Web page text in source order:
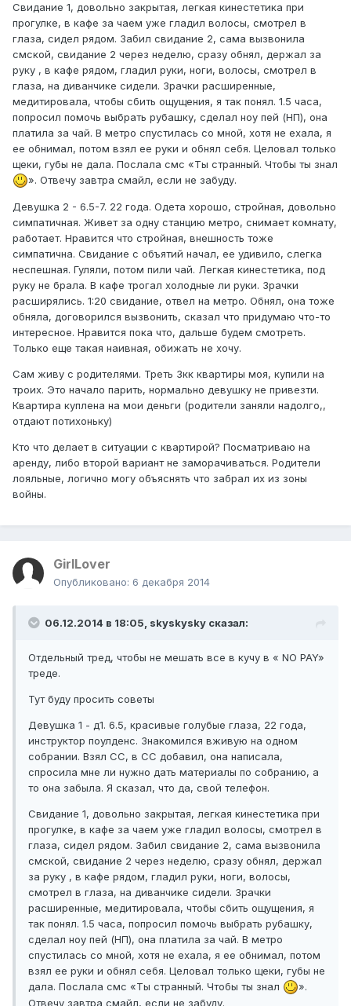
Свидание 1, довольно закрытая, легкая кинестетика при
прогулке, в кафе за чаем уже гладил волосы, смотрел в
глаза, сидел рядом. Забил свидание 2, сама вызвонила
смской, свидание 2 через неделю, сразу обнял, держал за
руку , в кафе рядом, гладил руки, ноги, волосы, смотрел в
глаза, на диванчике сидели. Зрачки расширенные,
медитировала, чтобы сбить ощущения, я так понял. 1.5 часа,
попросил помочь выбрать рубашку, сделал ноу пей (НП), она
платила за чай. В метро спустилась со мной, хотя не ехала, я
ее обнимал, потом взял ее руки и обнял себя. Целовал только
щеки, губы не дала. Послала смс «Ты странный. Чтобы ты знал
». Отвечу завтра смайл, если не забуду.
Девушка 2 - 6.5-7. 22 года. Одета хорошо, стройная, довольно
симпатичная. Живет за одну станцию метро, снимает комнату,
работает. Нравится что стройная, внешность тоже
симпатична. Свидание с объятий начал, ее удивило, слегка
неспешная. Гуляли, потом пили чай. Легкая кинестетика, под
руку не брала. В кафе трогал холодные ли руки. Зрачки
расширялись. 1:20 свидание, отвел на метро. Обнял, она тоже
обняла, договорился вызвонить, сказал что придумаю что-то
интересное. Нравится пока что, дальше будем смотреть.
Только еще такая наивная, обижать не хочу.
Сам живу с родителями. Треть 3кк квартиры моя, купили на
троих. Это начало парить, нормально девушку не привезти.
Квартира куплена на мои деньги (родители заняли надолго,,
отдают потихоньку)
Кто что делает в ситуации с квартирой? Посматриваю на
аренду, либо второй вариант не заморачиваться. Родители
лояльные, логично могу объяснять что забрал их из зоны
войны.
GirlLover
Опубликовано: 6 декабря 2014
06.12.2014 в 18:05, skyskysky сказал:
Отдельный тред, чтобы не мешать все в кучу в « NO PAY»
треде.
Тут буду просить советы
Девушка 1 - д1. 6.5, красивые голубые глаза, 22 года,
инструктор поулденс. Знакомился вживую на одном
собрании. Взял СС, в СС добавил, она написала,
спросила мне ли нужно дать материалы по собранию, а
то она забыла. Я сказал, что да, свой телефон.
Свидание 1, довольно закрытая, легкая кинестетика при
прогулке, в кафе за чаем уже гладил волосы, смотрел в
глаза, сидел рядом. Забил свидание 2, сама вызвонила
смской, свидание 2 через неделю, сразу обнял, держал
за руку , в кафе рядом, гладил руки, ноги, волосы,
смотрел в глаза, на диванчике сидели. Зрачки
расширенные, медитировала, чтобы сбить ощущения, я
так понял. 1.5 часа, попросил помочь выбрать рубашку,
сделал ноу пей (НП), она платила за чай. В метро
спустилась со мной, хотя не ехала, я ее обнимал, потом
взял ее руки и обнял себя. Целовал только щеки, губы не
дала. Послала смс «Ты странный. Чтобы ты знал
».
Отвечу завтра смайл, если не забуду.